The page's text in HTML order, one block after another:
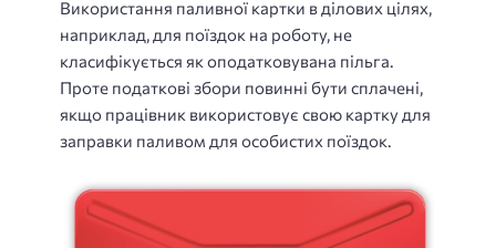
Використання паливної картки в ділових цілях,
наприклад, для поїздок на роботу, не
класифікується як оподатковувана пільга.
Проте податкові збори повинні бути сплачені,
якщо працівник використовує свою картку для
заправки паливом для особистих поїздок.